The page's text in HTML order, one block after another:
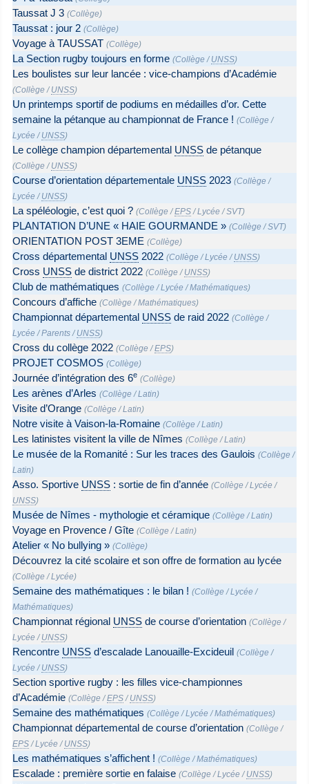
Taussat J 3 (Collège)
Taussat : jour 2 (Collège)
Voyage à TAUSSAT (Collège)
La Section rugby toujours en forme (Collège / UNSS)
Les boulistes sur leur lancée : vice-champions d’Académie
(Collège / UNSS)
Un printemps sportif de podiums en médailles d’or. Cette
semaine la pétanque au championnat de France ! (Collège /
Lycée / UNSS)
Le collège champion départemental UNSS de pétanque
(Collège / UNSS)
Course d’orientation départementale UNSS 2023 (Collège /
Lycée / UNSS)
La spéléologie, c’est quoi ? (Collège /EPS /Lycée /SVT)
PLANTATION D’UNE « HAIE GOURMANDE » (Collège /SVT)
ORIENTATION POST 3EME (Collège)
Cross départemental UNSS 2022 (Collège /Lycée / UNSS)
Cross UNSS de district 2022 (Collège / UNSS)
Club de mathématiques (Collège /Lycée /Mathématiques)
Concours d’affiche (Collège /Mathématiques)
Championnat départemental UNSS de raid 2022 (Collège /
Lycée /Parents / UNSS)
Cross du collège 2022 (Collège /EPS)
PROJET COSMOS (Collège)
Journée d’intégration des 6e (Collège)
Les arènes d’Arles (Collège /Latin)
Visite d’Orange (Collège /Latin)
Notre visite à Vaison-la-Romaine (Collège /Latin)
Les latinistes visitent la ville de Nîmes (Collège /Latin)
Le musée de la Romanité : Sur les traces des Gaulois (Collège /
Latin)
Asso. Sportive UNSS : sortie de fin d’année (Collège /Lycée /
UNSS)
Musée de Nîmes - mythologie et céramique (Collège /Latin)
Voyage en Provence / Gîte (Collège /Latin)
Atelier « No bullying » (Collège)
Découvrez la cité scolaire et son offre de formation au lycée
(Collège /Lycée)
Semaine des mathématiques : le bilan ! (Collège /Lycée /
Mathématiques)
Championnat régional UNSS de course d’orientation (Collège /
Lycée / UNSS)
Rencontre UNSS d’escalade Lanouaille-Excideuil (Collège /
Lycée / UNSS)
Section sportive rugby : les filles vice-championnes
d’Académie (Collège /EPS / UNSS)
Semaine des mathématiques (Collège /Lycée /Mathématiques)
Championnat départemental de course d’orientation (Collège /
EPS /Lycée / UNSS)
Les mathématiques s’affichent ! (Collège /Mathématiques)
Escalade : première sortie en falaise (Collège /Lycée / UNSS)